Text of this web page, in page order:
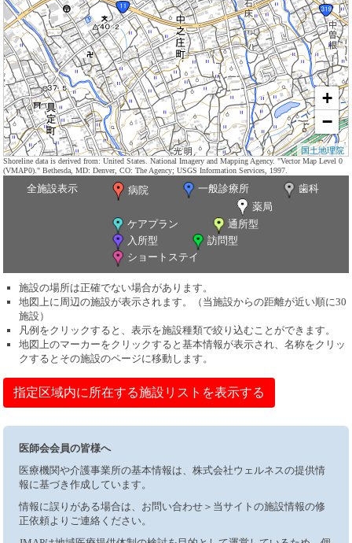
+
−
国土地理院
Shoreline data is derived from: United States. National Imagery and Mapping Agency. "Vector Map Level 0
(VMAP0)." Bethesda, MD: Denver, CO: The Agency; USGS Information Services, 1997.
全施設表示 病院 一般診療所
歯科
薬局
ケアプラン
通所型
入所型
訪問型
ショートステイ
施設の場所は正確でない場合があります。
地図上に周辺の施設が表示されます。（当施設からの距離が近い順に30
施設）
凡例をクリックすると、表示を施設種類で絞り込むことができます。
地図上のマーカーをクリックすると基本情報が表示され、名称をクリッ
クするとその施設のページに移動します。
指定区域内に所在する施設リストを表示する
医師会会員の皆様へ
医療機関や介護事業所の基本情報は、株式会社ウェルネスの提供情
報に基づき作成しています。
情報に誤りがある場合は、お問い合わせ＞当サイトの施設情報の修
正依頼よりご連絡ください。